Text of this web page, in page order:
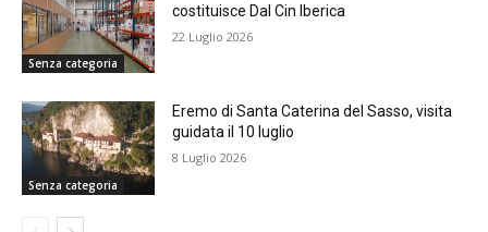
Senza categoria
costituisce Dal Cin Iberica
22 Luglio 2026
Senza categoria
Eremo di Santa Caterina del Sasso, visita
guidata il 10 luglio
8 Luglio 2026